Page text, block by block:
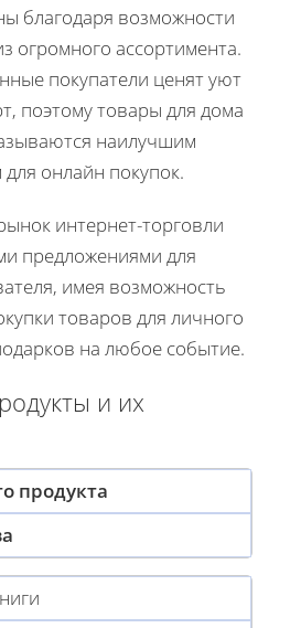
благодаря возможности
огромного ассортимента.
покупатели ценят уют
поэтому товары для дома
наилучшим
онлайн покупок.
интернет-торговли
предложениями для
имея возможность
товаров для личного
на любое событие.
и их
продукта